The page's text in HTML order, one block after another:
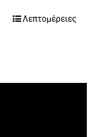
Λεπτομέρειες